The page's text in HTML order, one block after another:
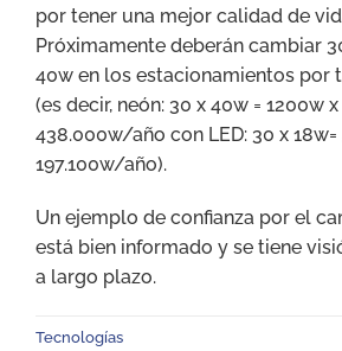
por tener una mejor calidad de
Próximamente deberán cambiar
40w en los estacionamientos por
(es decir, neón: 30 x 40w = 1200w x
438.000w/año con LED: 30 x 18w=
197.100w/año).
Un ejemplo de confianza por el
está bien informado y se tiene
a largo plazo.
Tecnologías